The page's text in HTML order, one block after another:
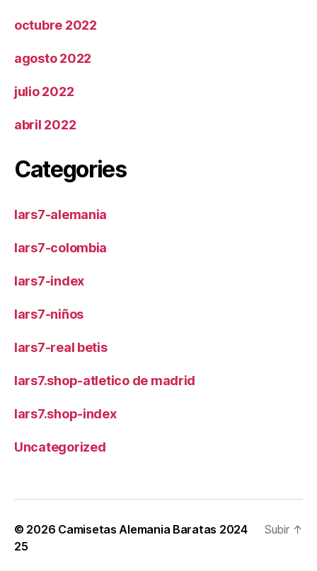
octubre 2022
agosto 2022
julio 2022
abril 2022
Categories
lars7-alemania
lars7-colombia
lars7-index
lars7-niños
lars7-real betis
lars7.shop-atletico de madrid
lars7.shop-index
Uncategorized
© 2026 Camisetas Alemania Baratas 2024
25
Subir ↑